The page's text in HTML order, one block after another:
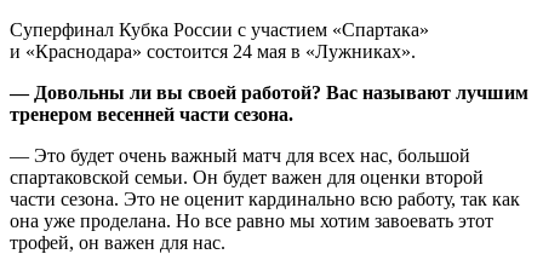
Суперфинал Кубка России с участием «Спартака»
и «Краснодара» состоится 24 мая в «Лужниках».
— Довольны ли вы своей работой? Вас называют лучшим
тренером весенней части сезона.
— Это будет очень важный матч для всех нас, большой
спартаковской семьи. Он будет важен для оценки второй
части сезона. Это не оценит кардинально всю работу, так как
она уже проделана. Но все равно мы хотим завоевать этот
трофей, он важен для нас.